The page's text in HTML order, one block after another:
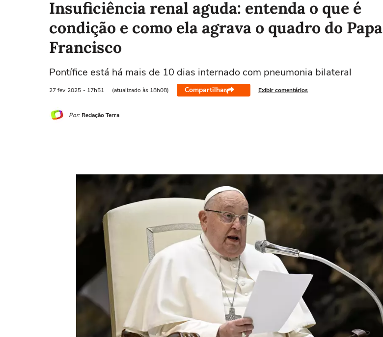
Insuficiência renal aguda: entenda o que é
condição e como ela agrava o quadro do Papa
Francisco
Pontífice está há mais de 10 dias internado com pneumonia bilateral
27 fev 2025 - 17h51 (atualizado às 18h08) Compartilhar Exibir comentários
Por: Redação Terra